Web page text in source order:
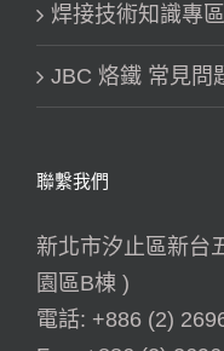
焊接技術知識專區
JBC 烙鐵 常見問
聯繫我們
新北市汐止區新台
園區B棟 )
電話: +886 (2)